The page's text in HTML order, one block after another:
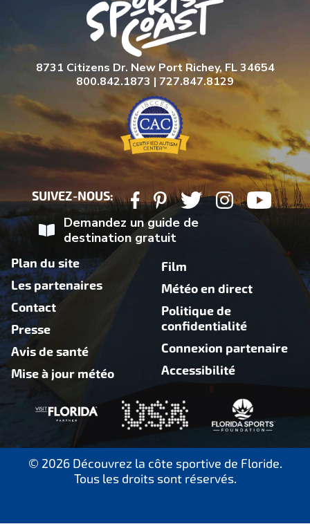
8731 Citizens Dr. New Port Richey, FL 34654
800.842.1873 | 727.847.8129
SUIVEZ-NOUS:
Demandez un guide de
destination gratuit
Plan du site
Les partenaires
Contact
Presse
Avis de santé
Mise à jour météo
Film
Météo en direct
Politique de
confidentialité
Connexion partenaire
Accessibilité
© 2026 Découvrez la côte sportive de Floride.
Tous les droits sont réservés.